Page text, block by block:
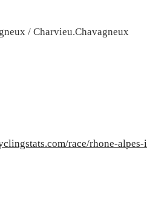
/ Charvieu.Chavagneux
race/rhone-alpes-